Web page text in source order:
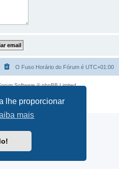
lhe proporcionar
mais
O Fuso Horário do Fórum é UTC+01:00
Software © phpBB Limited
|Termos